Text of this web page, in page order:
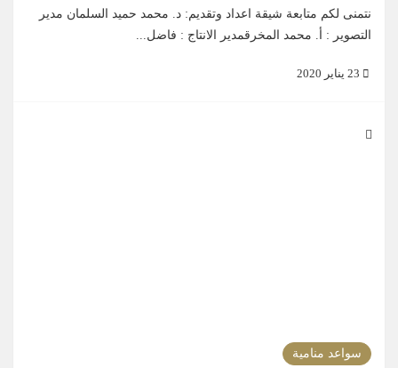
نتمنى لكم متابعة شيقة اعداد وتقديم: د. محمد حميد السلمان مدير
التصوير : أ. محمد المخرقمدير الانتاج : فاضل...
سواعد منامية